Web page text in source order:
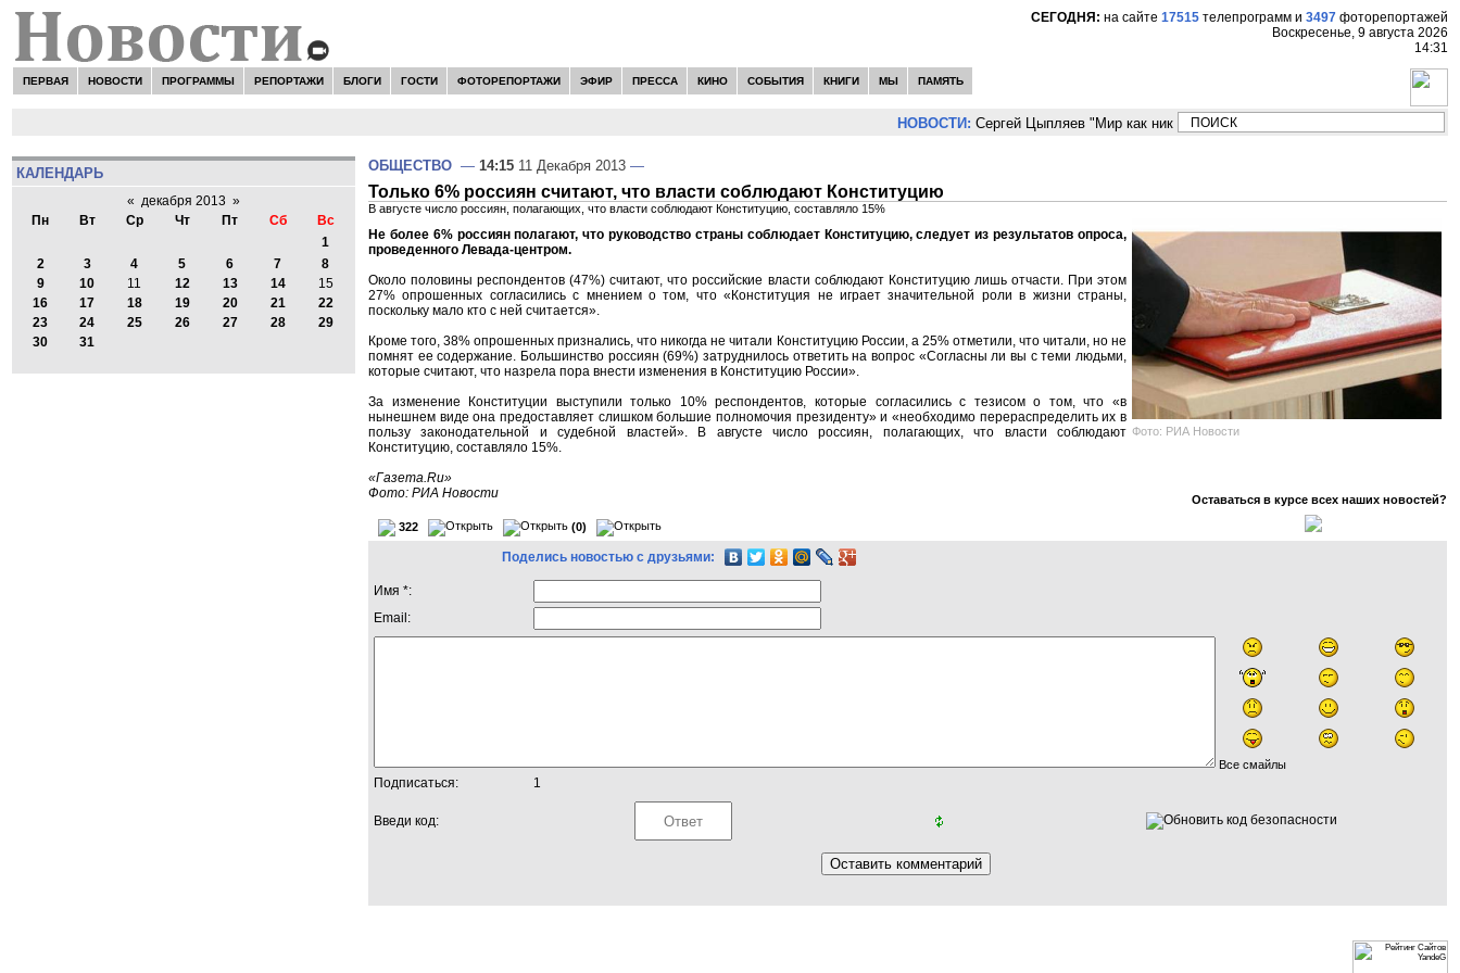
СЕГОДНЯ: на сайте 17515 телепрограмм и 3497 фоторепортажей
Воскресенье, 9 августа 2026
14:31
ПЕРВАЯ НОВОСТИ ПРОГРАММЫ РЕПОРТАЖИ БЛОГИ ГОСТИ ФОТОРЕПОРТАЖИ ЭФИР ПРЕССА КИНО СОБЫТИЯ КНИГИ МЫ ПАМЯТЬ
НОВОСТИ: Сергей Цыпляев "Мир как никогда близко стоит к угрозе третьей
КАЛЕНДАРЬ
« декабря 2013 »
Пн
Вт Ср Чт Пт Сб
Вс
1
2
3 4 5 6 7
8
9
10 11 12 13 14
15
16
17 18 19 20 21
22
23
24 25 26 27 28
29
30
31
ОБЩЕСТВО — 14:15 11 Декабря 2013 —
Только 6% россиян считают, что власти соблюдают Конституцию
В августе число россиян, полагающих, что власти соблюдают Конституцию, составляло 15%
Фото: РИА Новости
Не более 6% россиян полагают, что руководство страны соблюдает Конституцию, следует из результатов опроса,
проведенного Левада-центром.
Около половины респондентов (47%) считают, что российские власти соблюдают Конституцию лишь отчасти. При этом
27% опрошенных согласились с мнением о том, что «Конституция не играет значительной роли в жизни страны,
поскольку мало кто с ней считается».
Кроме того, 38% опрошенных признались, что никогда не читали Конституцию России, а 25% отметили, что читали, но не
помнят ее содержание. Большинство россиян (69%) затруднилось ответить на вопрос «Согласны ли вы с теми людьми,
которые считают, что назрела пора внести изменения в Конституцию России».
За изменение Конституции выступили только 10% респондентов, которые согласились с тезисом о том, что «в
нынешнем виде она предоставляет слишком большие полномочия президенту» и «необходимо перераспределить их в
пользу законодательной и судебной властей». В августе число россиян, полагающих, что власти соблюдают
Конституцию, составляло 15%.
«Газета.Ru»
Фото: РИА Новости
Оставаться в курсе всех наших новостей?
322 (0)
Поделись новостью с друзьями:
Имя *:
Email:
Все смайлы
Подписаться: 1
Введи код: